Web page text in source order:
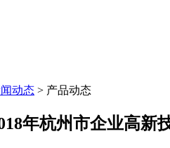
动态 > 产品动态
年杭州市企业高新